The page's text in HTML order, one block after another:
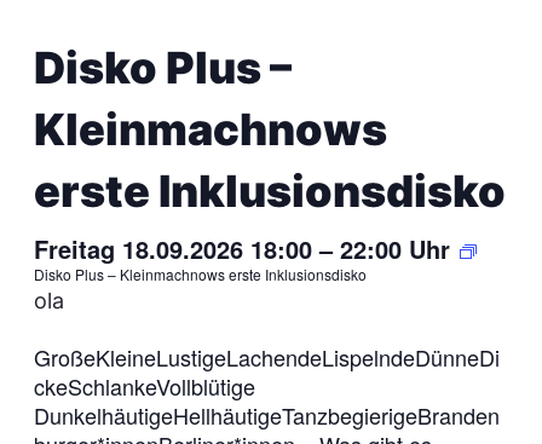
Disko Plus –
Kleinmachnows
erste Inklusionsdisko
Freitag 18.09.2026 18:00–22:00Uhr
Disko Plus – Kleinmachnows erste Inklusionsdisko
ola
GroßeKleineLustigeLachendeLispelndeDünneDi
ckeSchlankeVollblütige
DunkelhäutigeHellhäutigeTanzbegierigeBranden